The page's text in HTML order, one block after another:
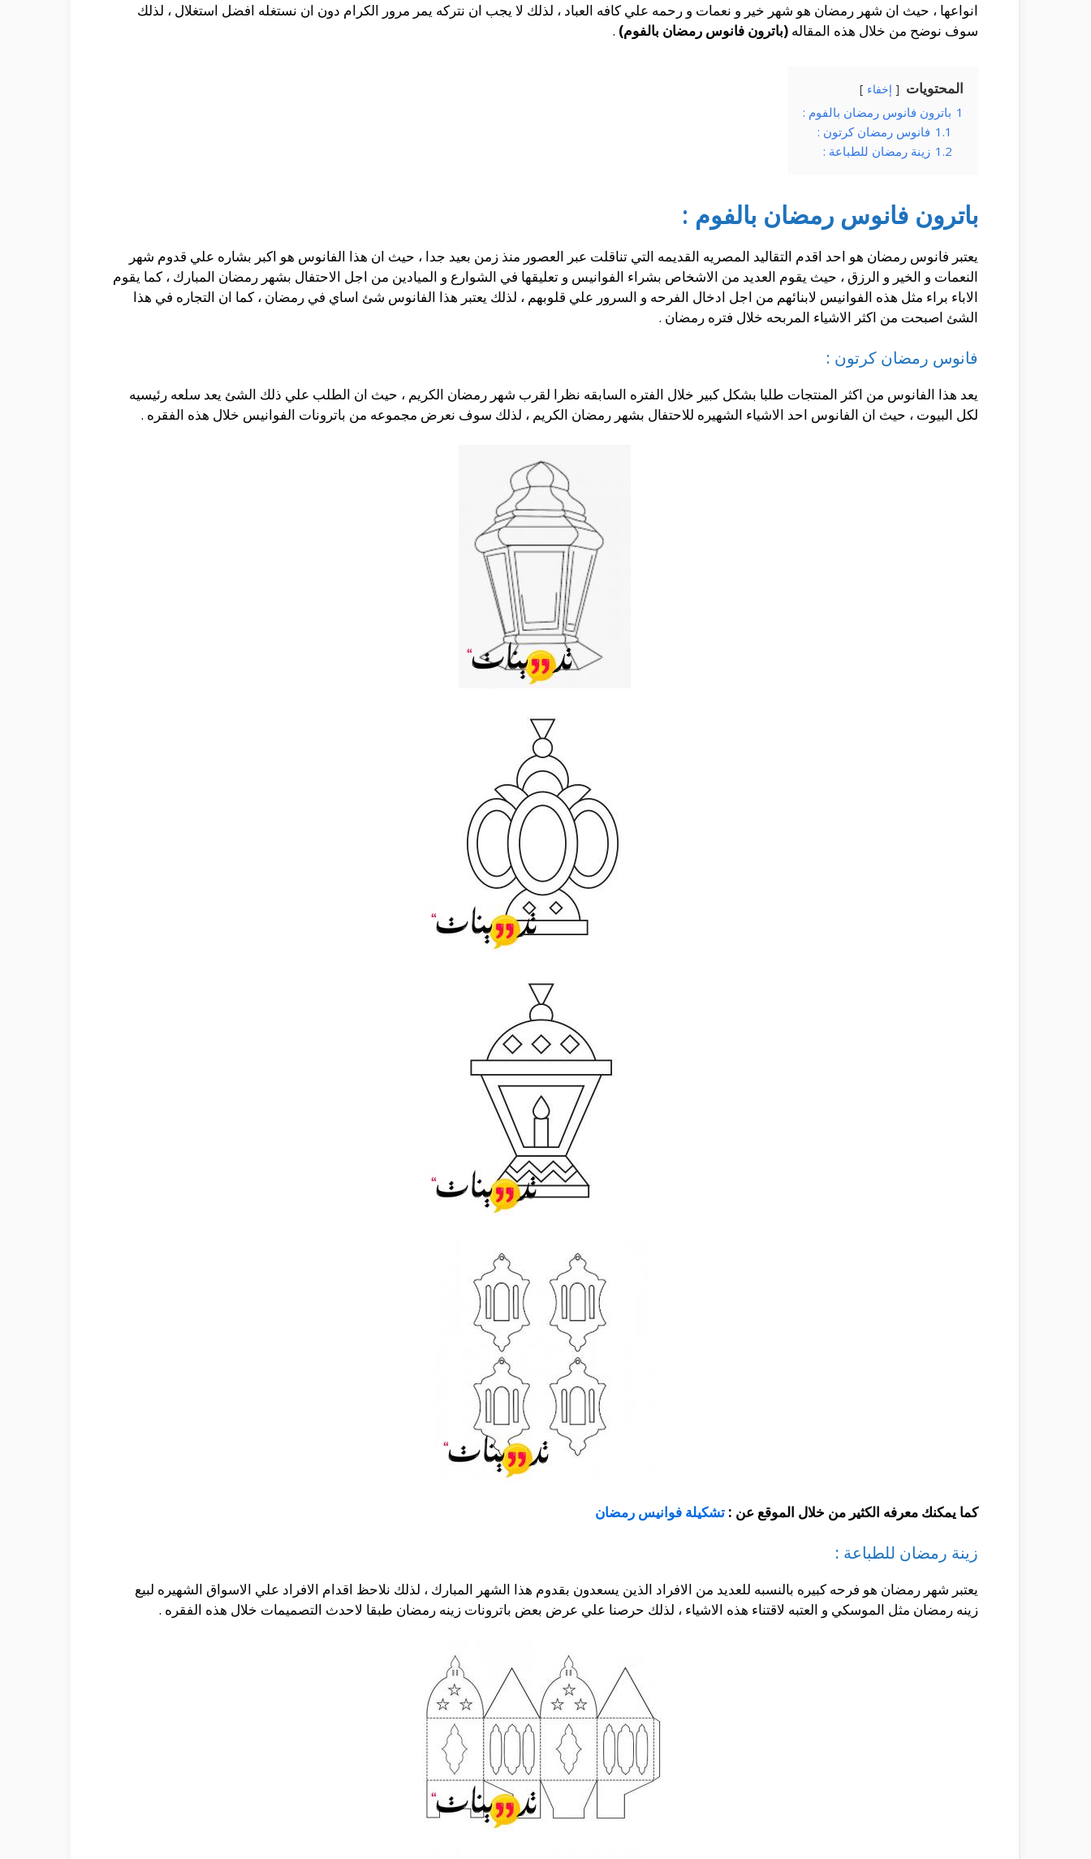
انواعها ، حيث ان شهر رمضان هو شهر خير و نعمات و رحمه علي كافه العباد ، لذلك لا يجب ان نتركه يمر مرور الكرام دون ان نستغله افضل استغلال ، لذلك
سوف نوضح من خلال هذه المقاله (باترون فانوس رمضان بالفوم) .
المحتويات إخفاء
1 باترون فانوس رمضان بالفوم :
1.1 فانوس رمضان كرتون :
1.2 زينة رمضان للطباعة :
باترون فانوس رمضان بالفوم :
يعتبر فانوس رمضان هو احد اقدم التقاليد المصريه القديمه التي تناقلت عبر العصور منذ زمن بعيد جدا ، حيث ان هذا الفانوس هو اكبر بشاره علي قدوم شهر
النعمات و الخير و الرزق ، حيث يقوم العديد من الاشخاص بشراء الفوانيس و تعليقها في الشوارع و الميادين من اجل الاحتفال بشهر رمضان المبارك ، كما يقوم
الاباء براء مثل هذه الفوانيس لابنائهم من اجل ادخال الفرحه و السرور علي قلوبهم ، لذلك يعتبر هذا الفانوس شئ اساي في رمضان ، كما ان التجاره في هذا
الشئ اصبحت من اكثر الاشياء المربحه خلال فتره رمضان .
فانوس رمضان كرتون :
يعد هذا الفانوس من اكثر المنتجات طلبا بشكل كبير خلال الفتره السابقه نظرا لقرب شهر رمضان الكريم ، حيث ان الطلب علي ذلك الشئ يعد سلعه رئيسيه
لكل البيوت ، حيث ان الفانوس احد الاشياء الشهيره للاحتفال بشهر رمضان الكريم ، لذلك سوف نعرض مجموعه من باترونات الفوانيس خلال هذه الفقره .
كما يمكنك معرفه الكثير من خلال الموقع عن : تشكيلة فوانيس رمضان
زينة رمضان للطباعة :
يعتبر شهر رمضان هو فرحه كبيره بالنسبه للعديد من الافراد الذين يسعدون بقدوم هذا الشهر المبارك ، لذلك نلاحظ اقدام الافراد علي الاسواق الشهيره لبيع
زينه رمضان مثل الموسكي و العتبه لاقتناء هذه الاشياء ، لذلك حرصنا علي عرض بعض باترونات زينه رمضان طبقا لاحدث التصميمات خلال هذه الفقره .